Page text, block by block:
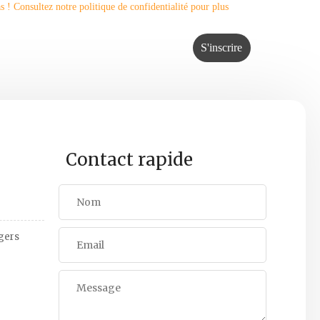
! Consultez notre politique de confidentialité pour plus
Contact rapide